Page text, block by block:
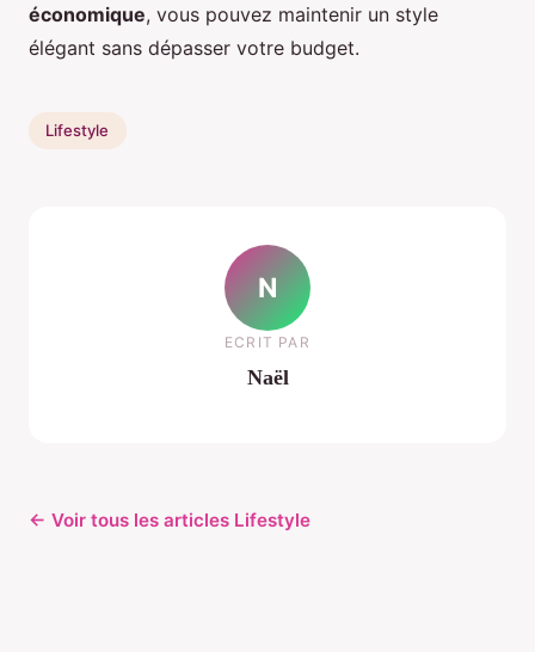
économique, vous pouvez maintenir un style
élégant sans dépasser votre budget.
Lifestyle
N
ECRIT PAR
Naël
← Voir tous les articles Lifestyle